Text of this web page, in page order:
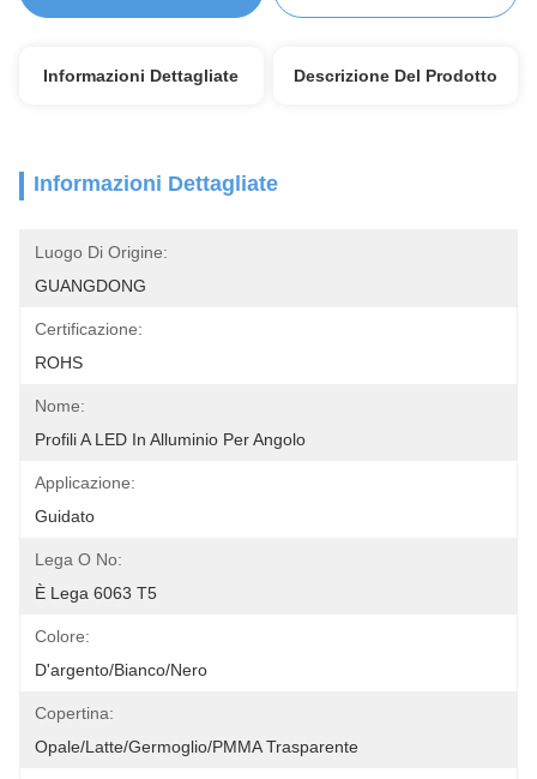
Informazioni Dettagliate Descrizione Del Prodotto
Informazioni Dettagliate
Luogo Di Origine:
GUANGDONG
Certificazione:
ROHS
Nome:
Profili A LED In Alluminio Per Angolo
Applicazione:
Guidato
Lega O No:
È Lega 6063 T5
Colore:
D'argento/bianco/nero
Copertina:
Opale/latte/germoglio/PMMA Trasparente